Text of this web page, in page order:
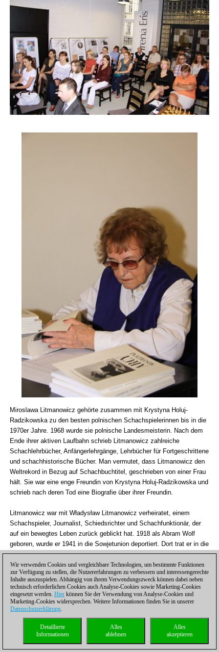
Miroslawa Litmanowicz gehörte zusammen mit Krystyna Holuj-
Radzikowska zu den besten polnischen Schachspielerinnen bis in die
1970er Jahre. 1968 wurde sie polnische Landesmeisterin. Nach dem
Ende ihrer aktiven Laufbahn schrieb Litmanowicz zahlreiche
Schachlehrbücher, Anfängerlehrgänge, Lehrbücher für Fortgeschrittene
und schachhistorische Bücher. Man vermutet, dass Litmanowicz den
Weltrekord in Bezug auf Schachbuchtitel, geschrieben von einer Frau
hält. Sie war eine enge Freundin von Krystyna Holuj-Radzikowska und
schrieb nach deren Tod eine Biografie über ihrer Freundin.
Litmanowicz war mit Władysław Litmanowicz verheiratet, einem
Schachspieler, Journalist, Schiedsrichter und Schachfunktionär, der
auf ein bewegtes Leben zurück geblickt hat. 1918 als Abram Wolf
geboren, wurde er 1941 in die Sowjetunion deportiert. Dort trat er in die
Rote Armee ein, wechselte 1944 in die polnische Volksarmee, wo er
als bis 1955 als Militärrichter fungierte und dabei auch für einige
Todesurteile gegen polnische Freiheitskämpfer verantwortlich war.
Wolf/ Litmanowicz verstarb 1992. (s.
http://pl.wikipedia.org/wiki/W%C5%82adys%C5%82aw_Litmanowicz
Wir verwenden Cookies und vergleichbare Technologien, um bestimmte Funktionen
zur Verfügung zu stellen, die Nutzererfahrungen zu verbessern und interessengerechte
Inhalte auszuspielen. Abhängig von ihrem Verwendungszweck können dabei neben
technisch erforderlichen Cookies auch Analyse-Cookies sowie Marketing-Cookies
eingesetzt werden. Hier können Sie der Verwendung von Analyse-Cookies und
Marketing-Cookies widersprechen. Weitere Informationen finden Sie in unserer
Datenschutzerklärung.
Alles
akzeptieren
Alles
ablehnen
Detaillierte
Informationen